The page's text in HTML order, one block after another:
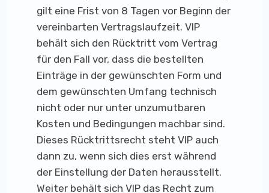
gilt eine Frist von 8 Tagen vor Beginn der
vereinbarten Vertragslaufzeit. VIP
behält sich den Rücktritt vom Vertrag
für den Fall vor, dass die bestellten
Einträge in der gewünschten Form und
dem gewünschten Umfang technisch
nicht oder nur unter unzumutbaren
Kosten und Bedingungen machbar sind.
Dieses Rücktrittsrecht steht VIP auch
dann zu, wenn sich dies erst während
der Einstellung der Daten herausstellt.
Weiter behält sich VIP das Recht zum